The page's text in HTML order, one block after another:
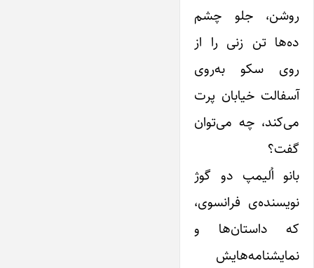
روشن، جلو چشم
ده‌ها تن زنی را از
روی سکو به‌روی
آسفالت خیابان پرت
می‌کند، چه می‌توان
گفت؟
بانو اُلیمپ دو گوژ
نویسنده‌ی فرانسوی،
که داستان‌ها و
نمایشنامه‌هایش